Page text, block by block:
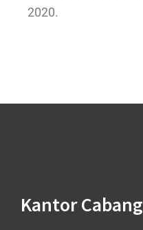
2020.
Kantor Cabang